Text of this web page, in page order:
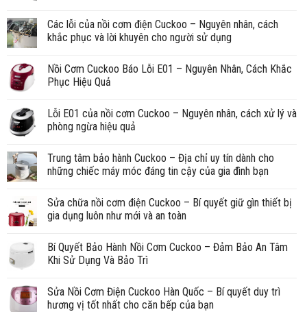
Các lỗi của nồi cơm điện Cuckoo – Nguyên nhân, cách
khắc phục và lời khuyên cho người sử dụng
Nồi Cơm Cuckoo Báo Lỗi E01 – Nguyên Nhân, Cách Khắc
Phục Hiệu Quả
Lỗi E01 của nồi cơm Cuckoo – Nguyên nhân, cách xử lý và
phòng ngừa hiệu quả
Trung tâm bảo hành Cuckoo – Địa chỉ uy tín dành cho
những chiếc máy móc đáng tin cậy của gia đình bạn
Sửa chữa nồi cơm điện Cuckoo – Bí quyết giữ gìn thiết bị
gia dụng luôn như mới và an toàn
Bí Quyết Bảo Hành Nồi Cơm Cuckoo – Đảm Bảo An Tâm
Khi Sử Dụng Và Bảo Trì
Sửa Nồi Cơm Điện Cuckoo Hàn Quốc – Bí quyết duy trì
hương vị tốt nhất cho căn bếp của bạn